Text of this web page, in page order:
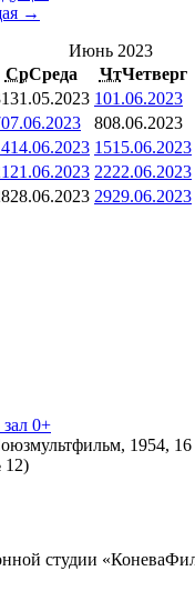
→
Июнь 2023
СрСреда ЧтЧетверг
31.05.2023 101.06.2023
07.06.2023 808.06.2023
14.06.2023 1515.06.2023
21.06.2023 2222.06.2023
28.06.2023 2929.06.2023
0+
1954,
12)
студии